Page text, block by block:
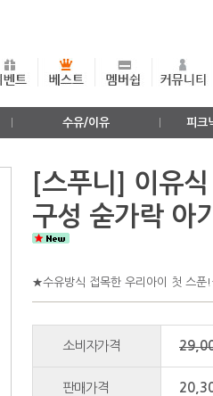
수유/이유 피크
[스푸니] 이유
구성 숟가락 아
★수유방식 접목한 우리아이 첫 스
소비자가격
판매가격